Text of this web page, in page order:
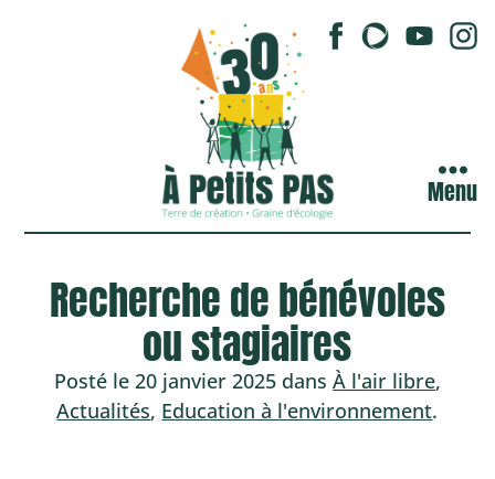
Menu
Recherche de bénévoles
ou stagiaires
Posté le 20 janvier 2025 dans À l'air libre,
Actualités, Education à l'environnement.